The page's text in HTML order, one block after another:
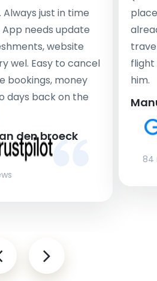
Always just in time
App needs update
website
wel. Easy to cancel
bookings, money
days back on the
den broeck
flight
him.
84